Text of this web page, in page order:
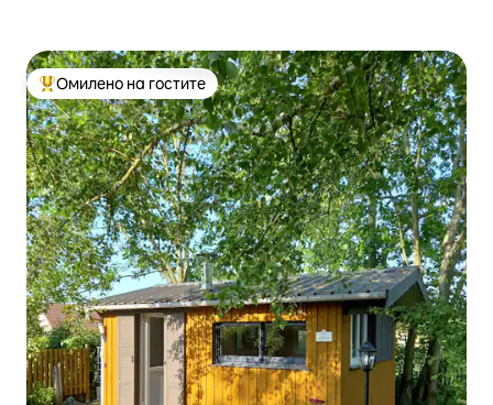
Меѓу најуспешните „Омилени на гостите“
Омилено на гостите